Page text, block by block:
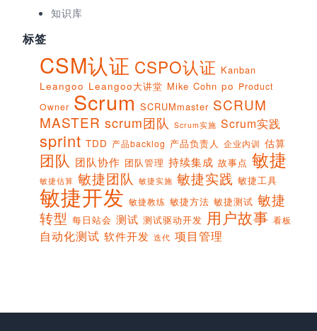
知识库
标签
CSM认证 CSPO认证 Kanban
Leangoo Leangoo大讲堂 Mike Cohn po Product
Owner Scrum SCRUMmaster SCRUM
MASTER scrum团队 Scrum实施 Scrum实践
sprint TDD 产品backlog 产品负责人 企业内训 估算
团队 团队协作 团队管理 持续集成 故事点 敏捷
敏捷估算 敏捷团队 敏捷实施 敏捷实践 敏捷工具
敏捷开发 敏捷教练 敏捷方法 敏捷测试 敏捷
转型 每日站会 测试 测试驱动开发 用户故事 看板
自动化测试 软件开发 迭代 项目管理